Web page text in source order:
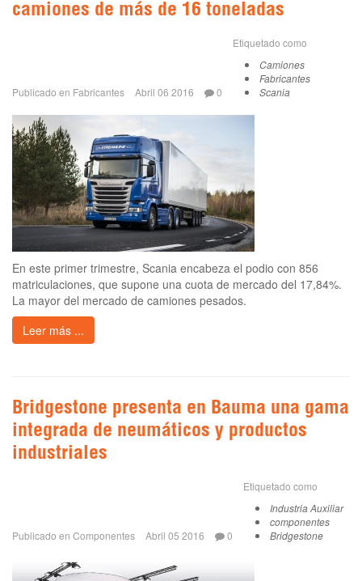
camiones de más de 16 toneladas
Publicado en Fabricantes Abril 06 2016 0
Etiquetado como
Camiones
Fabricantes
Scania
En este primer trimestre, Scania encabeza el podio con 856
matriculaciones, que supone una cuota de mercado del 17,84%.
La mayor del mercado de camiones pesados.
Leer más ...
Bridgestone presenta en Bauma una gama
integrada de neumáticos y productos
industriales
Publicado en Componentes Abril 05 2016 0
Etiquetado como
Industria Auxiliar
componentes
Bridgestone